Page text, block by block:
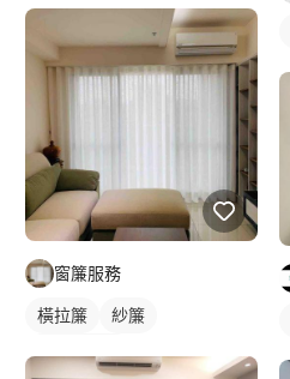
窗簾服務
橫拉簾
紗簾